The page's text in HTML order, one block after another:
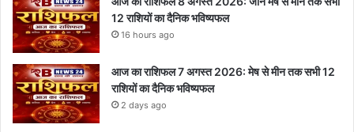
12 राशियों का दैनिक भविष्यफल
16 hours ago
आज का राशिफल 7 अगस्त 2026: मेष से मीन तक सभी 12
राशियों का दैनिक भविष्यफल
2 days ago